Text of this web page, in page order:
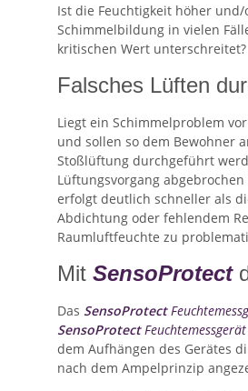
Ist die Feuchtigkeit höher
Schimmelbildung in vielen
kritischen Wert unterschreitet?
Falsches Lüften
Liegt ein Schimmelproblem
und sollen so dem Bewohner
Stoßlüftung durchgeführt
Lüftungsvorgang
erfolgt deutlich schneller als
Abdichtung oder fehlendem
Raumluftfeuchte zu
Mit SensoProtect
Das SensoProtect
SensoProtectFeuchtemessgerät
dem Aufhängen des Gerätes
nach dem Ampelprinzip